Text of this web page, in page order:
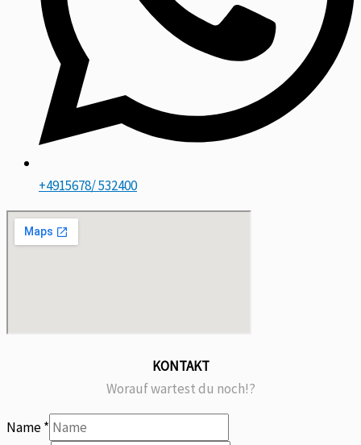
+4915678/ 532400
KONTAKT
Worauf wartest du noch!?
Name*